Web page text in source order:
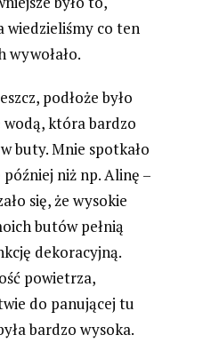
wiedzieliśmy co ten
wywołało.
podłoże było
wodą, która bardzo
buty. Mnie spotkało
niż np. Alinę –
się, że wysokie
butów pełnią
dekoracyjną.
powietrza,
do panującej tu
bardzo wysoka.